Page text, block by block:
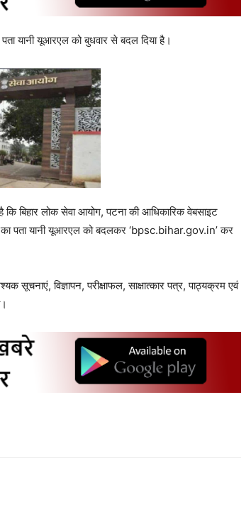
यानी यूआरएल को बुधवार से बदल दिया है।
कि बिहार लोक सेवा आयोग, पटना की आधिकारिक वेबसाइट
पता यानी यूआरएल को बदलकर ‘bpsc.bihar.gov.in’ कर
सूचनाएं, विज्ञापन, परीक्षाफल, साक्षात्कार पत्र, पाठ्यक्रम एवं